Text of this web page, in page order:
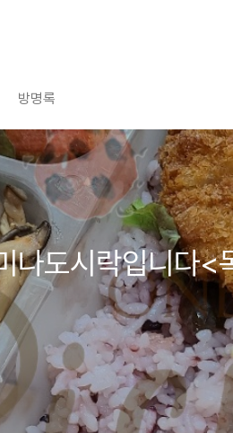
방명록
도시락입니다<